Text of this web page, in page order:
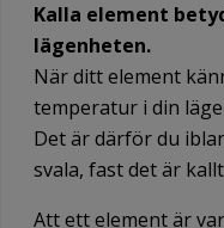
Kalla element
lägenheten.
När ditt element
temperatur i din
Det är därför du
svala, fast det är
Att ett element är